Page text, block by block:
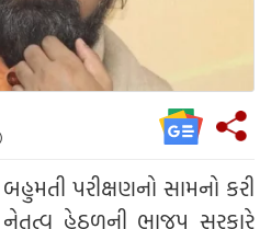
પરીક્ષણનો સામનો કરી
નેતૃત્વ હેઠળની ભાજપ સરકારે